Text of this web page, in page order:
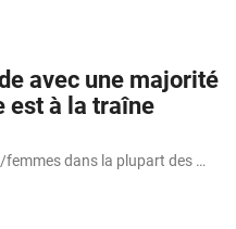
avec une majorité
est à la traîne
femmes dans la plupart des …